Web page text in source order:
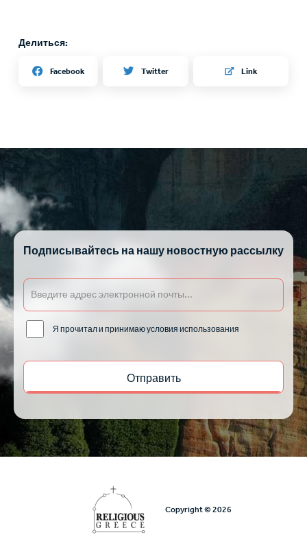
Делиться:
Facebook Twitter Link
Подписывайтесь на нашу новостную рассылку
Я прочитал и принимаю условия использования
Copyright © 2026